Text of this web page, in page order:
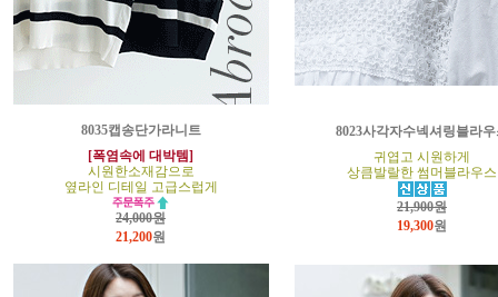
8035캡송단가라니트
[폭염속에 대박템]
시원한소재감으로
옆라인 디테일 고급스럽게
24,000원
21,200원
8023사각자수넥셔링블라우
귀엽고 시원하게
상큼발랄한 썸머블라우스
21,900원
19,300원